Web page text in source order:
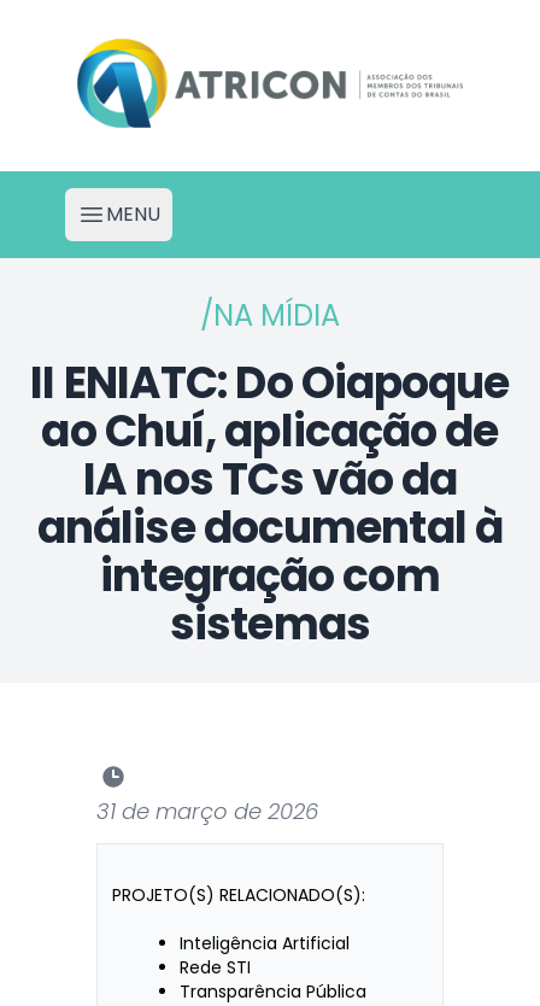
Atricon - Portal de Projetos
Abrir menu
MENU
/NA MÍDIA
II ENIATC: Do Oiapoque
ao Chuí, aplicação de
IA nos TCs vão da
análise documental à
integração com
sistemas
31 de março de 2026
PROJETO(S) RELACIONADO(S):
Inteligência Artificial
Rede STI
Transparência Pública